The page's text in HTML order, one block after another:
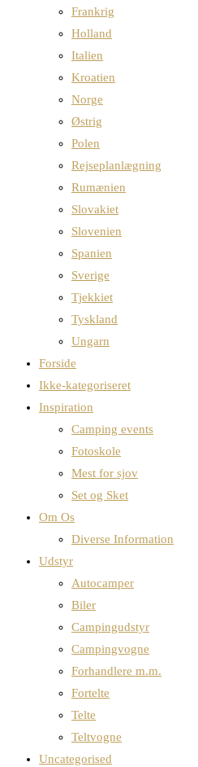
Frankrig
Holland
Italien
Kroatien
Norge
Østrig
Polen
Rejseplanlægning
Rumænien
Slovakiet
Slovenien
Spanien
Sverige
Tjekkiet
Tyskland
Ungarn
Forside
Ikke-kategoriseret
Inspiration
Camping events
Fotoskole
Mest for sjov
Set og Sket
Om Os
Diverse Information
Udstyr
Autocamper
Biler
Campingudstyr
Campingvogne
Forhandlere m.m.
Fortelte
Telte
Teltvogne
Uncategorised